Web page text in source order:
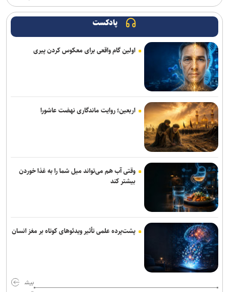
پادکست
اولین گام واقعی برای معکوس کردن پیری
اربعین؛ روایت ماندگاری نهضت عاشورا
وقتی آب هم می‌تواند میل شما را به غذا خوردن
بیشتر کند
پشت‌پرده علمی تأثیر ویدئو‌های کوتاه بر مغز انسان
بیش